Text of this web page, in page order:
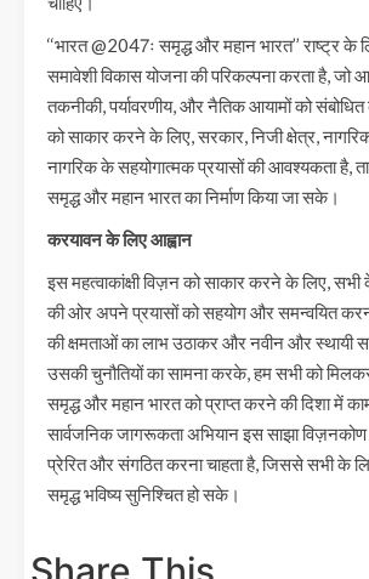
‘‘भारत @2047ः समृद्ध और महान भारत’’ राष्ट्र
समावेशी विकास योजना की परिकल्पना करता है, जो
तकनीकी, पर्यावरणीय, और नैतिक आयामों को
को साकार करने के लिए, सरकार, निजी क्षेत्र,
नागरिक के सहयोगात्मक प्रयासों की आवश्यकता है,
समृद्ध और महान भारत का निर्माण किया जा सके।
करयावन के लिए आह्वान
इस महत्वाकांक्षी विज़न को साकार करने के लिए, सभी
की ओर अपने प्रयासों को सहयोग और समन्वयित
की क्षमताओं का लाभ उठाकर और नवीन और स्थायी
उसकी चुनौतियों का सामना करके, हम सभी को
समृद्ध और महान भारत को प्राप्त करने की दिशा में
सार्वजनिक जागरूकता अभियान इस साझा विज़नकोण
प्रेरित और संगठित करना चाहता है, जिससे सभी के
समृद्ध भविष्य सुनिश्चित हो सके।